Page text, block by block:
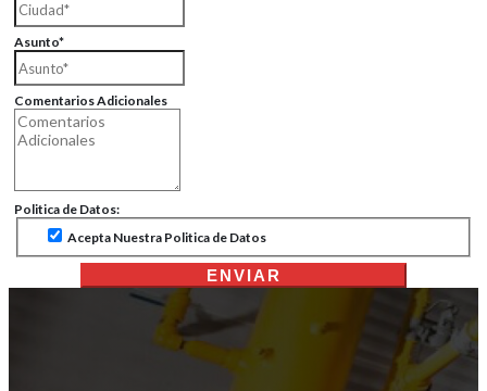
Asunto*
Comentarios Adicionales
Politica de Datos:
Acepta Nuestra Politica de Datos
ENVIAR